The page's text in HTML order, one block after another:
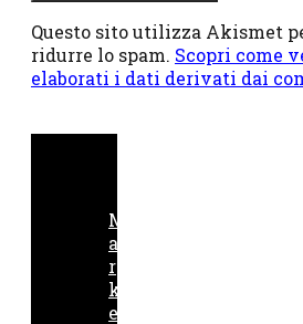
Questo sito utilizza Akismet
ridurre lo spam. Scopri come
elaborati i dati derivati dai
M
a
r
k
e